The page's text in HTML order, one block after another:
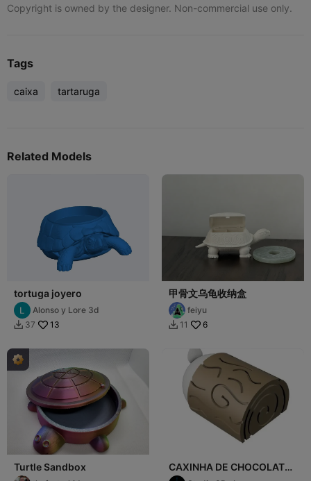
Copyright is owned by the designer. Non-commercial use only.
Tags
caixa tartaruga
Related Models
tortuga joyero
Alonso y Lore 3d
 37 13
甲骨文乌龟收纳盒
feiyu
 11 6
Turtle Sandbox
CAXINHA DE CHOCOLATE
TRONQUINHO